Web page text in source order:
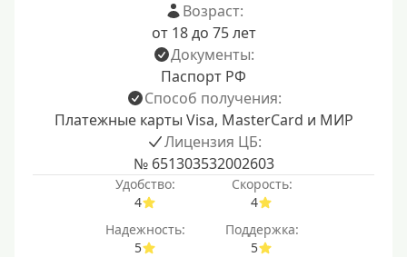
Возраст:
от 18 до 75 лет
Документы:
Паспорт РФ
Способ получения:
Платежные карты Visa, MasterCard и МИР
Лицензия ЦБ:
№ 651303532002603
Удобство:
4
Скорость:
4
Надежность:
5
Поддержка:
5